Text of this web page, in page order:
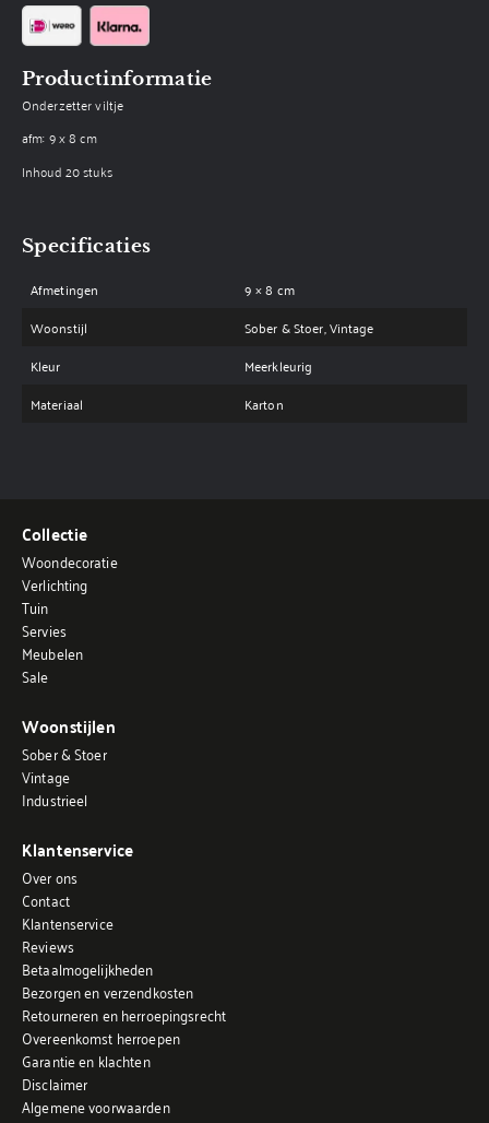
Productinformatie
Onderzetter viltje
afm: 9 x 8 cm
Inhoud 20 stuks
Specificaties
Afmetingen
9 × 8 cm
Woonstijl
Sober & Stoer, Vintage
Kleur
Meerkleurig
Materiaal
Karton
Collectie
Woondecoratie
Verlichting
Tuin
Servies
Meubelen
Sale
Woonstijlen
Sober & Stoer
Vintage
Industrieel
Klantenservice
Over ons
Contact
Klantenservice
Reviews
Betaalmogelijkheden
Bezorgen en verzendkosten
Retourneren en herroepingsrecht
Overeenkomst herroepen
Garantie en klachten
Disclaimer
Algemene voorwaarden